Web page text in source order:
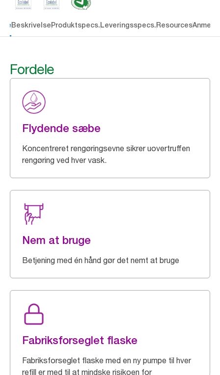
BeskrivelseProduktspecs.Leveringsspecs.Resources
Fordele
Flydende sæbe
Koncentreret rengøringsevne sikrer uovertruffen
rengøring ved hver vask.
Nem at bruge
Betjening med én hånd gør det nemt at bruge
Fabriksforseglet flaske
Fabriksforseglet flaske med en ny pumpe til hver
refill er med til at mindske risikoen for